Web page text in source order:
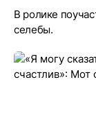
В ролике
селебы.